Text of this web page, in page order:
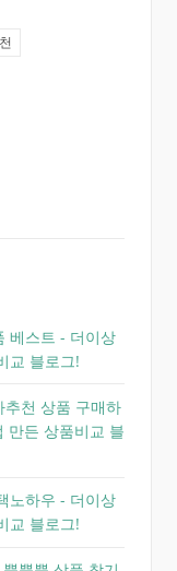
베스트 - 더이상
교 블로그!
천 상품 구매하
만든 상품비교 블
노하우 - 더이상
교 블로그!